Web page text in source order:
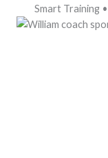
Smart Training